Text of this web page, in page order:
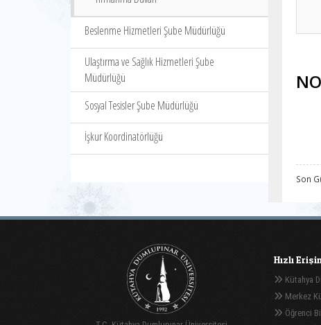
Beslenme Hizmetleri Şube Müdürlüğü
Ulaştırma ve Sağlık Hizmetleri Şube
Müdürlüğü
Sosyal Tesisler Şube Müdürlüğü
İşkur Koordinatörlüğü
Son
Hızlı
Kütahya
Merkez
Öğrenci